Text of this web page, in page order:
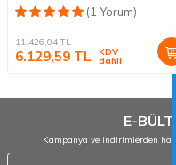
(1 Yorum)
11.426,04TL
6.129,59 TL KDV
dahil
E-
Kampanya ve indirimlerden